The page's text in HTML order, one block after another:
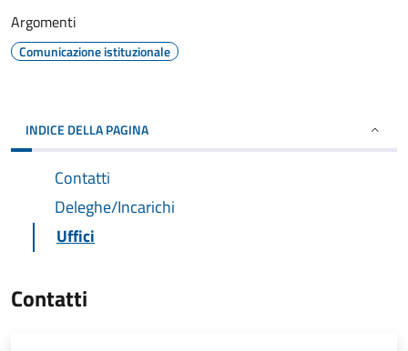
Argomenti
Comunicazione istituzionale
INDICE DELLA PAGINA
Contatti
Deleghe/Incarichi
Uffici
Contatti